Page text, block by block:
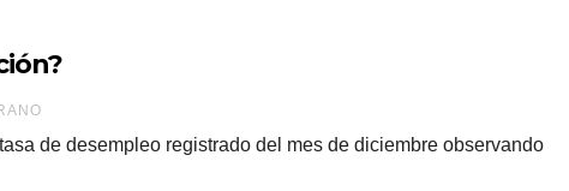
de desempleo registrado del mes de diciembre observando